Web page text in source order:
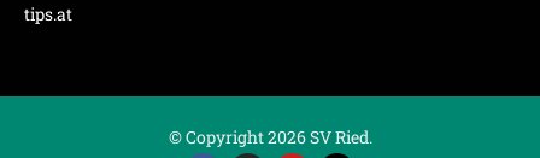
tips.at
© Copyright 2026 SV Ried.